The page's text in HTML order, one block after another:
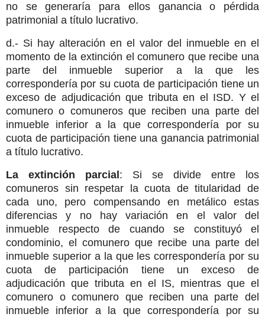
no se generaría para ellos ganancia o pérdida
patrimonial a título lucrativo.
d.- Si hay alteración en el valor del inmueble en el
momento de la extinción el comunero que recibe una
parte del inmueble superior a la que les
correspondería por su cuota de participación tiene un
exceso de adjudicación que tributa en el ISD. Y el
comunero o comuneros que reciben una parte del
inmueble inferior a la que correspondería por su
cuota de participación tiene una ganancia patrimonial
a título lucrativo.
La extinción parcial: Si se divide entre los
comuneros sin respetar la cuota de titularidad de
cada uno, pero compensando en metálico estas
diferencias y no hay variación en el valor del
inmueble respecto de cuando se constituyó el
condominio, el comunero que recibe una parte del
inmueble superior a la que les correspondería por su
cuota de participación tiene un exceso de
adjudicación que tributa en el IS, mientras que el
comunero o comunero que reciben una parte del
inmueble inferior a la que correspondería por su